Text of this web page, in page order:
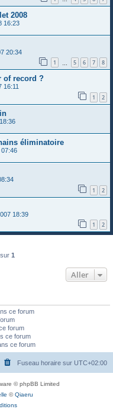
2008
16:23
20:34
1 5 6 7 8
of record ?
16:11
1 2
éliminatoire
07:46
1 2
18:39
1 2
sur 1
Aller
ce forum
forum
ce forum
ce forum
Fuseau horaire sur UTC+02:00
© phpBB Limited
©Qiaeru